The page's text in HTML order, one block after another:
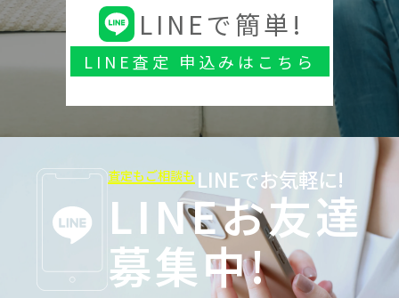
LINEで簡単!
LINE査定 申込みはこちら
査定もご相談も LINEでお気軽に!
LINEお友達
募集中!